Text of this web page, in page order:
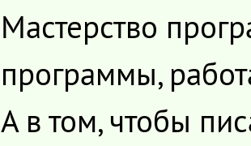
Мастерство
программы,
А в том, чтобы